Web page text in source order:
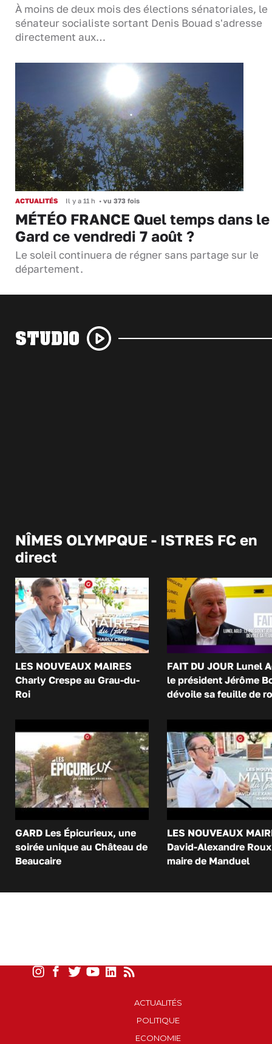
À moins de deux mois des élections sénatoriales, le
sénateur socialiste sortant Denis Bouad s'adresse
directement aux…
ACTUALITÉS Il y a 11 h • vu 373 fois
MÉTÉO FRANCE Quel temps dans le
Gard ce vendredi 7 août ?
Le soleil continuera de régner sans partage sur le
département.
STUDIO
NÎMES OLYMPQUE - ISTRES FC en
direct
LES NOUVEAUX MAIRES
Charly Crespe au Grau-du-
Roi
FAIT DU JOUR Lunel
le président Jérôme
dévoile sa feuille de
GARD Les Épicurieux, une
soirée unique au Château de
Beaucaire
LES NOUVEAUX
David-Alexandre
maire de Manduel
ACTUALITÉS
POLITIQUE
ECONOMIE